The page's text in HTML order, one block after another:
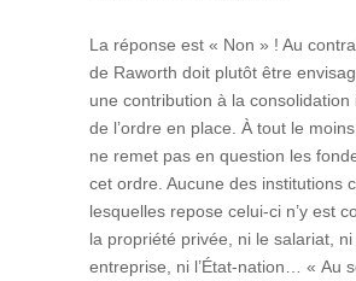
La réponse est « Non » ! Au
de Raworth doit plutôt être
une contribution à la consolidation
de l’ordre en place. À tout le
ne remet pas en question les
cet ordre. Aucune des institutions
lesquelles repose celui-ci n’y est
la propriété privée, ni le salariat, ni
entreprise, ni l’État-nation… « Au